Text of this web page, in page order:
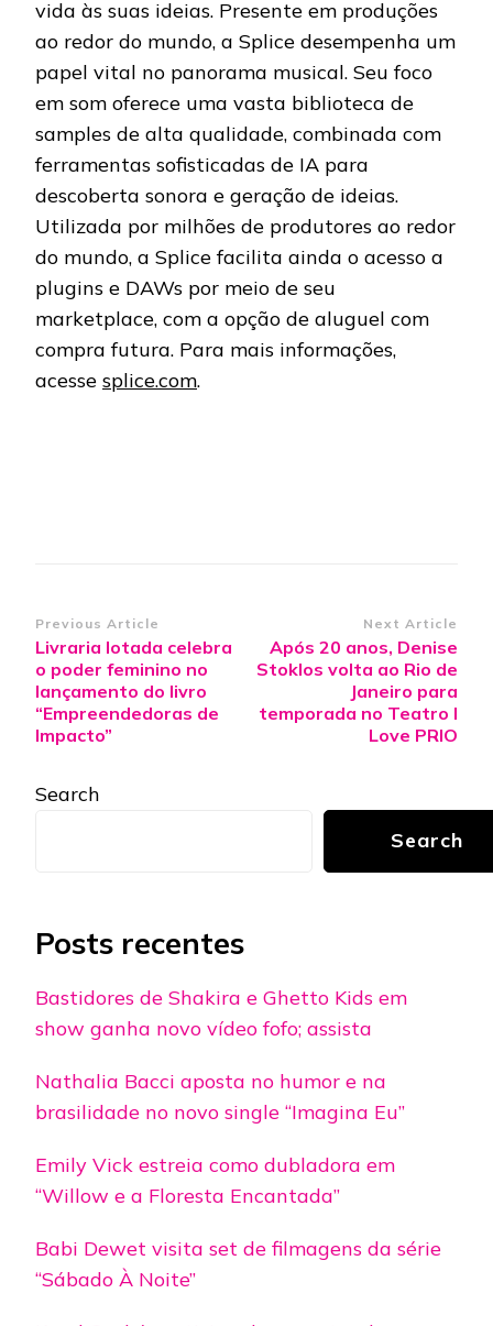
vida às suas ideias. Presente em produções
ao redor do mundo, a Splice desempenha um
papel vital no panorama musical. Seu foco
em som oferece uma vasta biblioteca de
samples de alta qualidade, combinada com
ferramentas sofisticadas de IA para
descoberta sonora e geração de ideias.
Utilizada por milhões de produtores ao redor
do mundo, a Splice facilita ainda o acesso a
plugins e DAWs por meio de seu
marketplace, com a opção de aluguel com
compra futura. Para mais informações,
acesse splice.com.
Post
Navigation
Previous Article
Livraria lotada celebra
o poder feminino no
lançamento do livro
“Empreendedoras de
Impacto”
Next Article
Após 20 anos, Denise
Stoklos volta ao Rio de
Janeiro para
temporada no Teatro I
Love PRIO
Search
Search
Posts recentes
Bastidores de Shakira e Ghetto Kids em
show ganha novo vídeo fofo; assista
Nathalia Bacci aposta no humor e na
brasilidade no novo single “Imagina Eu”
Emily Vick estreia como dubladora em
“Willow e a Floresta Encantada”
Babi Dewet visita set de filmagens da série
“Sábado À Noite”